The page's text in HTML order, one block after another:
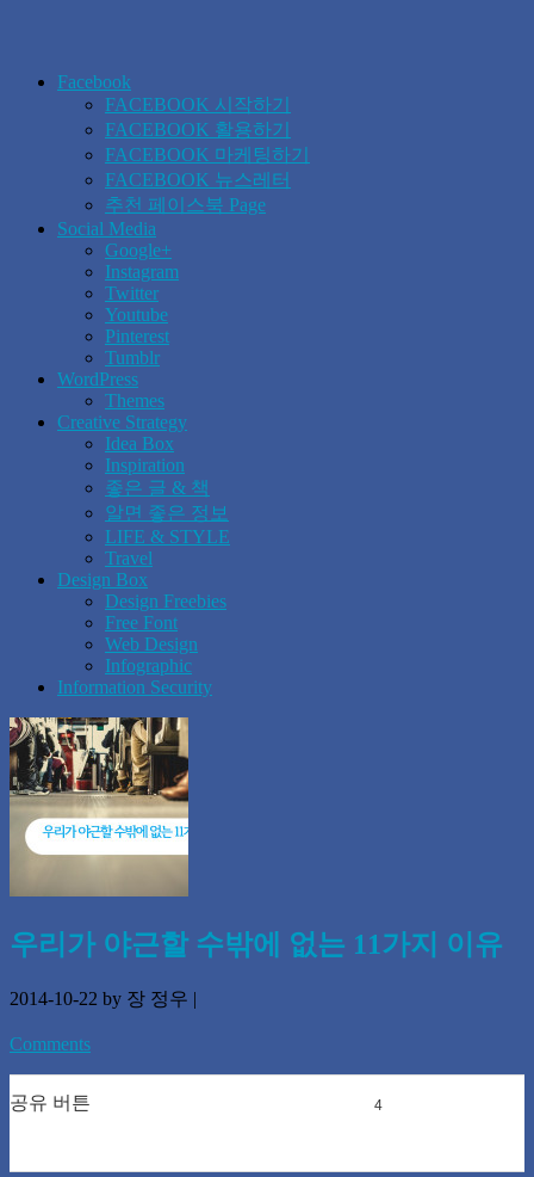
Facebook
FACEBOOK 시작하기
FACEBOOK 활용하기
FACEBOOK 마케팅하기
FACEBOOK 뉴스레터
추천 페이스북 Page
Social Media
Google+
Instagram
Twitter
Youtube
Pinterest
Tumblr
WordPress
Themes
Creative Strategy
Idea Box
Inspiration
좋은 글 & 책
알면 좋은 정보
LIFE & STYLE
Travel
Design Box
Design Freebies
Free Font
Web Design
Infographic
Information Security
우리가 야근할 수밖에 없는 11가지 이유
2014-10-22 by 장 정우 |
Comments
공유 버튼 4